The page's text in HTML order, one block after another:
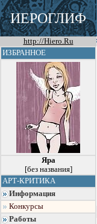
ИЕРОГЛИФ
http://Hiero.Ru
ИЗБРАННОЕ
Яра
[без названия]
АРТ-КРИТИКА
Информация
Конкурсы
Работы